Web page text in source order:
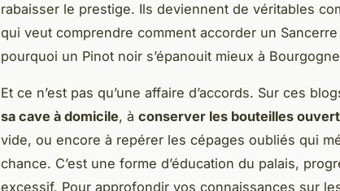
rabaisser le prestige. Ils deviennent de véritables
qui veut comprendre comment accorder un
pourquoi un Pinot noir s’épanouit mieux à
Et ce n’est pas qu’une affaire d’accords. Sur ces
sa cave à domicile, à conserver les bouteilles
vide, ou encore à repérer les cépages oubliés qui
chance. C’est une forme d’éducation du palais,
excessif. Pour approfondir vos connaissances sur